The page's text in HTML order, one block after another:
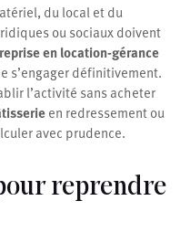
du local et du
ou sociaux doivent
reprise en location-gérance
s’engager définitivement.
l’activité sans acheter
en redressement ou
avec prudence.
reprendre